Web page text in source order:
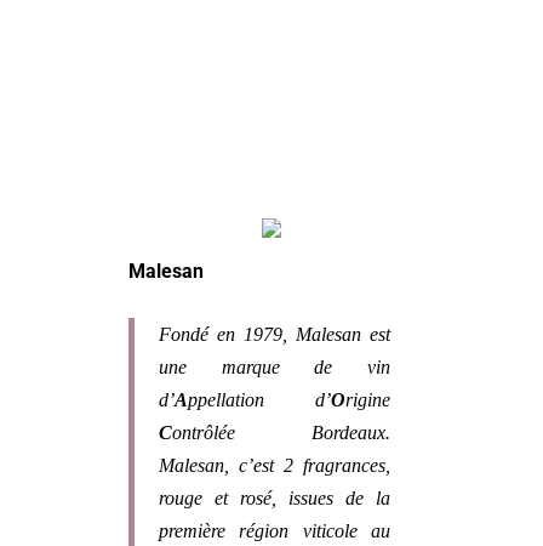
Malesan
Fondé en 1979, Malesan est
une marque de vin
d’Appellation d’Origine
Contrôlée Bordeaux.
Malesan, c’est 2 fragrances,
rouge et rosé, issues de la
première région viticole au